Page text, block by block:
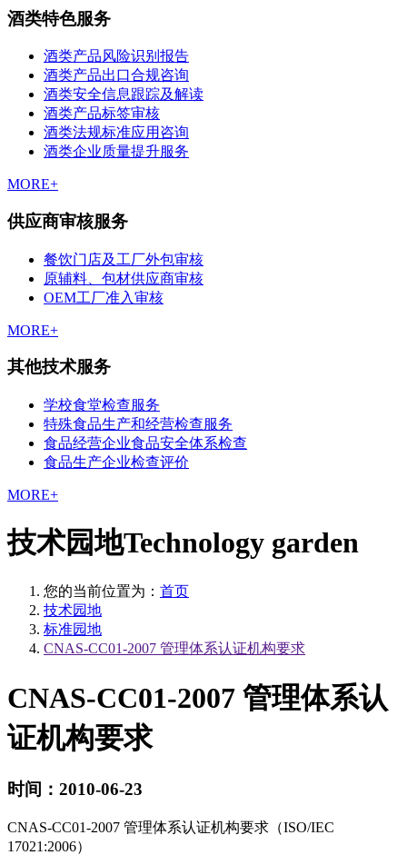
酒类特色服务
酒类产品风险识别报告
酒类产品出口合规咨询
酒类安全信息跟踪及解读
酒类产品标签审核
酒类法规标准应用咨询
酒类企业质量提升服务
MORE+
供应商审核服务
餐饮门店及工厂外包审核
原辅料、包材供应商审核
OEM工厂准入审核
MORE+
其他技术服务
学校食堂检查服务
特殊食品生产和经营检查服务
食品经营企业食品安全体系检查
食品生产企业检查评价
MORE+
技术园地Technology garden
您的当前位置为： 首页
技术园地
标准园地
CNAS-CC01-2007 管理体系认证机构要求
CNAS-CC01-2007 管理体系认
证机构要求
时间：2010-06-23
CNAS-CC01-2007 管理体系认证机构要求（ISO/IEC
17021:2006）